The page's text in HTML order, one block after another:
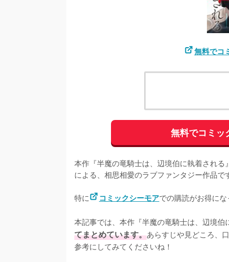
無料でコ
無料でコミッ
本作『半魔の竜騎士は、辺境伯に執着され
による、相思相愛のラブファンタジー作品で
特に コミックシーモアでの購読がお得にな
本記事では、本作『半魔の竜騎士は、辺境伯
てまとめています。あらすじや見どころ、
参考にしてみてくださいね！